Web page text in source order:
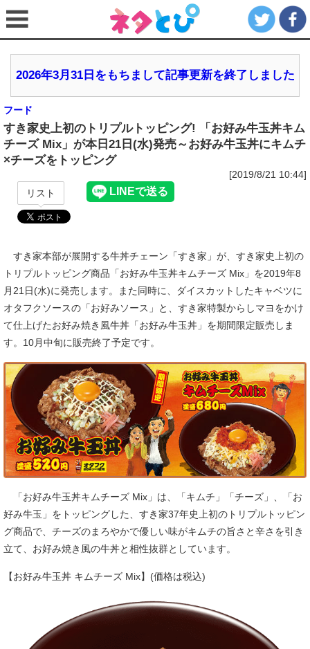
2026年3月31日をもちまして記事更新を終了しました
フード
すき家史上初のトリプルトッピング! 「お好み牛玉丼キム
チーズ Mix」が本日21日(水)発売～お好み牛玉丼にキムチ
×チーズをトッピング
[2019/8/21 10:44]
リスト
すき家本部が展開する牛丼チェーン「すき家」が、すき家史上初の
トリプルトッピング商品「お好み牛玉丼キムチーズ Mix」を2019年8
月21日(水)に発売します。また同時に、ダイスカットしたキャベツに
オタフクソースの「お好みソース」と、すき家特製からしマヨをかけ
て仕上げたお好み焼き風牛丼「お好み牛玉丼」を期間限定販売しま
す。10月中旬に販売終了予定です。
「お好み牛玉丼キムチーズ Mix」は、「キムチ」「チーズ」、「お
好み牛玉」をトッピングした、すき家37年史上初のトリプルトッピン
グ商品で、チーズのまろやかで優しい味がキムチの旨さと辛さを引き
立て、お好み焼き風の牛丼と相性抜群としています。
【お好み牛玉丼 キムチーズ Mix】(価格は税込)